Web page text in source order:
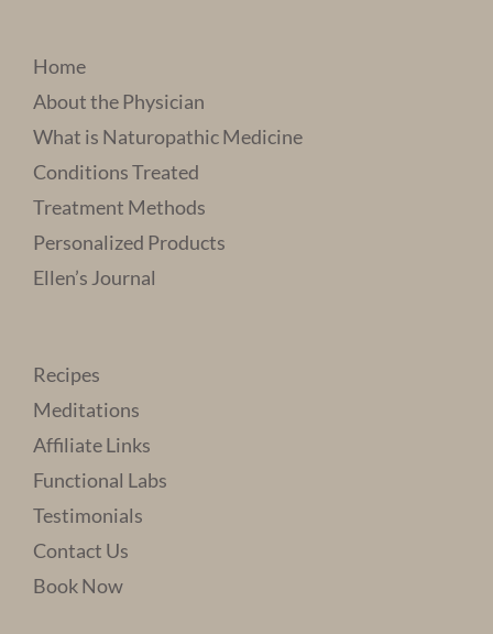
Home
About the Physician
What is Naturopathic Medicine
Conditions Treated
Treatment Methods
Personalized Products
Ellen’s Journal
Recipes
Meditations
Affiliate Links
Functional Labs
Testimonials
Contact Us
Book Now